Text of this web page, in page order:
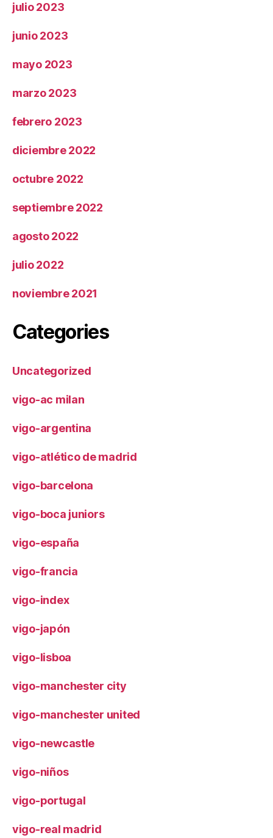
julio 2023
junio 2023
mayo 2023
marzo 2023
febrero 2023
diciembre 2022
octubre 2022
septiembre 2022
agosto 2022
julio 2022
noviembre 2021
Categories
Uncategorized
vigo-ac milan
vigo-argentina
vigo-atlético de madrid
vigo-barcelona
vigo-boca juniors
vigo-españa
vigo-francia
vigo-index
vigo-japón
vigo-lisboa
vigo-manchester city
vigo-manchester united
vigo-newcastle
vigo-niños
vigo-portugal
vigo-real madrid